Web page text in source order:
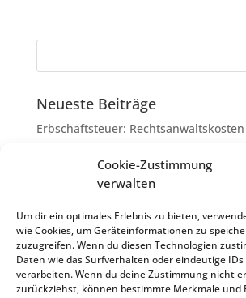
Cookie-Zustimmung
verwalten
Um dir ein optimales Erlebnis zu bieten,
wie Cookies, um Geräteinformationen zu
zuzugreifen. Wenn du diesen Technologien
Daten wie das Surfverhalten oder eindeutige
verarbeiten. Wenn du deine Zustimmung nicht
zurückziehst, können bestimmte Merkmale und
Neueste Beiträge
Erbschaftsteuer:
Erbauseinandersetzung als
Nachlassverbindlichkeiten
Umsatzsteuer-Umrechnungskurse Juli
Keine Steuerfreiheit eines sog.
bei Mutterkapitalgesellschaft
Schenkungsteuer: Zinssatz von 5,5 %
Bewertung von Leibrenten